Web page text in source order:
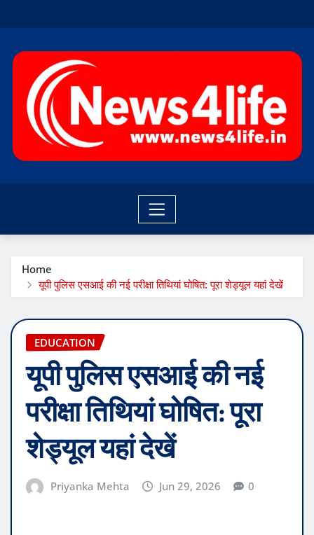
to
Home
यूपी पुलिस एसआई की नई परीक्षा तिथियां घोषित: पूरा शेड्यूल यहां देखें
EDUCATION
यूपी पुलिस एसआई की नई
परीक्षा तिथियां घोषित: पूरा
शेड्यूल यहां देखें
Priyanka Mehta Jun 29, 2026 0